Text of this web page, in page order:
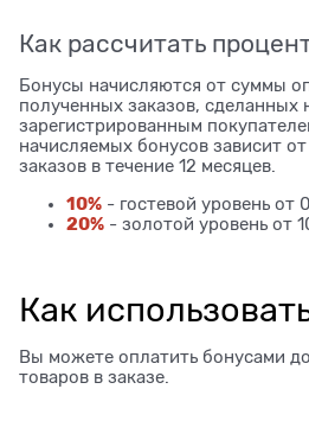
Как рассчитать
Бонусы начисляются от суммы
полученных заказов, сделанных
зарегистрированным
начисляемых бонусов зависит
заказов в течение 12 месяцев.
10% - гостевой уровень от
20% - золотой уровень от
Как
Вы можете оплатить бонусами
товаров в заказе.